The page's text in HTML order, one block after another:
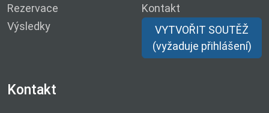
Rezervace
Výsledky
Kontakt
VYTVOŘIT SOUTĚŽ
(vyžaduje přihlášení)
Kontakt